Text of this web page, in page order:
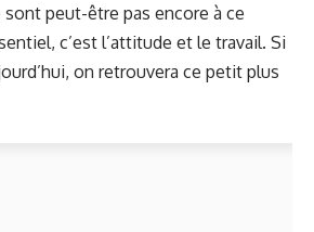
peut-être pas encore à ce
c’est l’attitude et le travail. Si
on retrouvera ce petit plus